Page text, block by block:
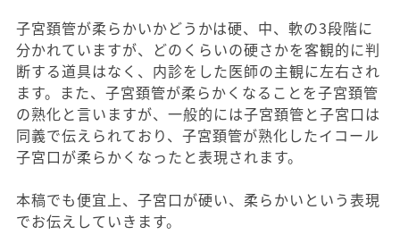
子宮頚管が柔らかいかどうかは硬、中、軟の3段階に
分かれていますが、どのくらいの硬さかを客観的に判
断する道具はなく、内診をした医師の主観に左右され
ます。また、子宮頚管が柔らかくなることを子宮頚管
の熟化と言いますが、一般的には子宮頚管と子宮口は
同義で伝えられており、子宮頚管が熟化したイコール
子宮口が柔らかくなったと表現されます。
本稿でも便宜上、子宮口が硬い、柔らかいという表現
でお伝えしていきます。